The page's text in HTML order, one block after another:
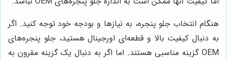
هنگام انتخاب جلو پنجره، به نیازها و بودجه خود توجه کنید. اگر
به دنبال کیفیت بالا و قطعه‌ای اورجینال هستید، جلو پنجره‌های
OEM گزینه مناسبی هستند. اما اگر به دنبال یک گزینه مقرون به